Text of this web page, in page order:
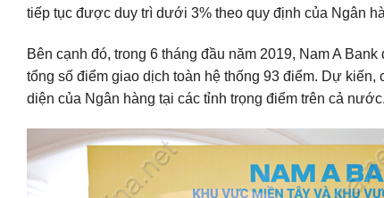
tiếp tục được duy trì dưới 3% theo quy định của Ngân
Bên cạnh đó, trong 6 tháng đầu năm 2019, Nam A
tổng số điểm giao dịch toàn hệ thống 93 điểm. Dự
diện của Ngân hàng tại các tỉnh trọng điểm trên cả nước.